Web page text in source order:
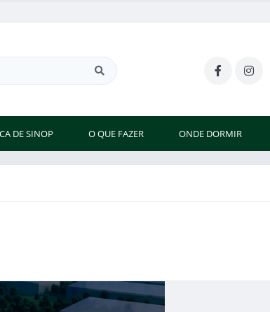
DE SINOP O QUE FAZER ONDE DORMIR